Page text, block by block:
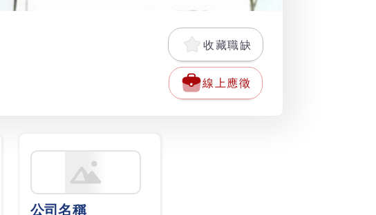
收藏職缺
線上應徵
公司名稱